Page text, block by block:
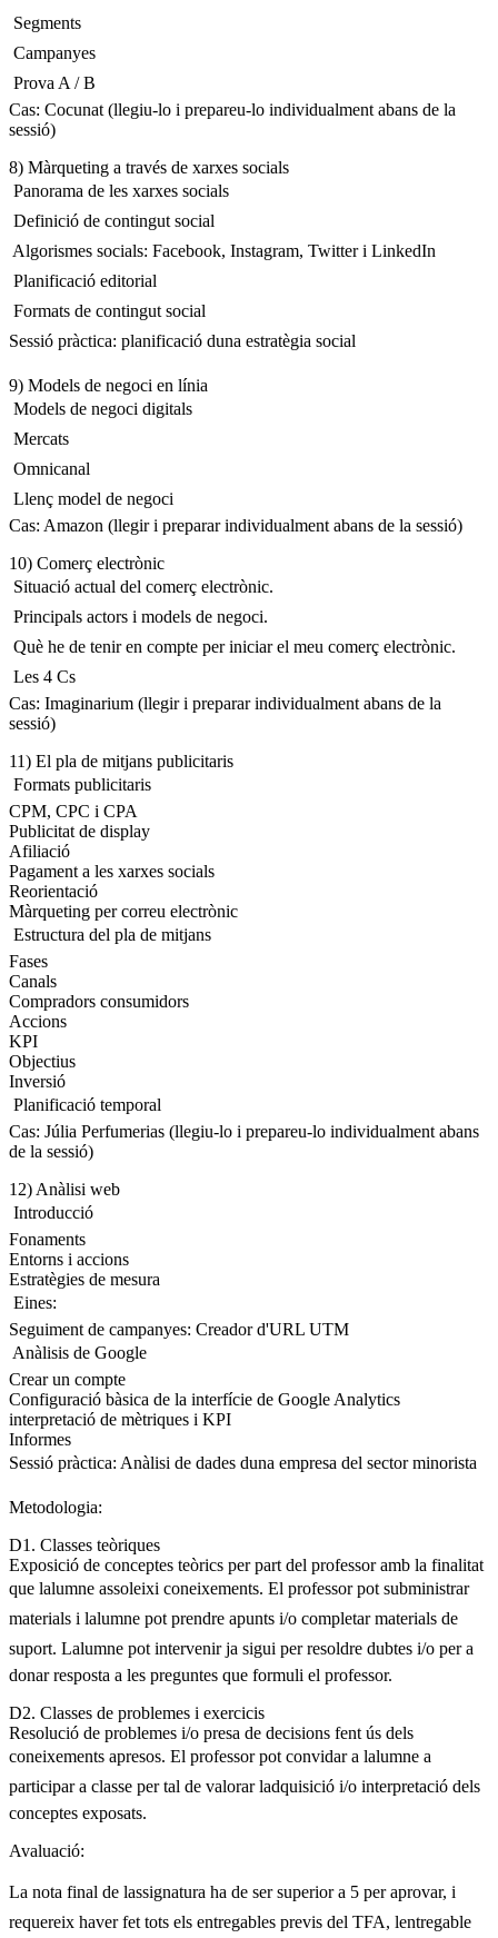
 Segments
 Campanyes
 Prova A / B
Cas: Cocunat (llegiu-lo i prepareu-lo individualment abans de la
sessió)
8) Màrqueting a través de xarxes socials
 Panorama de les xarxes socials
 Definició de contingut social
 Algorismes socials: Facebook, Instagram, Twitter i LinkedIn
 Planificació editorial
 Formats de contingut social
Sessió pràctica: planificació duna estratègia social
9) Models de negoci en línia
 Models de negoci digitals
 Mercats
 Omnicanal
 Llenç model de negoci
Cas: Amazon (llegir i preparar individualment abans de la sessió)
10) Comerç electrònic
 Situació actual del comerç electrònic.
 Principals actors i models de negoci.
 Què he de tenir en compte per iniciar el meu comerç electrònic.
 Les 4 Cs
Cas: Imaginarium (llegir i preparar individualment abans de la
sessió)
11) El pla de mitjans publicitaris
 Formats publicitaris
CPM, CPC i CPA
Publicitat de display
Afiliació
Pagament a les xarxes socials
Reorientació
Màrqueting per correu electrònic
 Estructura del pla de mitjans
Fases
Canals
Compradors consumidors
Accions
KPI
Objectius
Inversió
 Planificació temporal
Cas: Júlia Perfumerias (llegiu-lo i prepareu-lo individualment abans
de la sessió)
12) Anàlisi web
 Introducció
Fonaments
Entorns i accions
Estratègies de mesura
 Eines:
Seguiment de campanyes: Creador d'URL UTM
 Anàlisis de Google
Crear un compte
Configuració bàsica de la interfície de Google Analytics
interpretació de mètriques i KPI
Informes
Sessió pràctica: Anàlisi de dades duna empresa del sector minorista
Metodologia:
D1. Classes teòriques
Exposició de conceptes teòrics per part del professor amb la finalitat
que lalumne assoleixi coneixements. El professor pot subministrar
materials i lalumne pot prendre apunts i/o completar materials de
suport. Lalumne pot intervenir ja sigui per resoldre dubtes i/o per a
donar resposta a les preguntes que formuli el professor.
D2. Classes de problemes i exercicis
Resolució de problemes i/o presa de decisions fent ús dels
coneixements apresos. El professor pot convidar a lalumne a
participar a classe per tal de valorar ladquisició i/o interpretació dels
conceptes exposats.
Avaluació:
La nota final de lassignatura ha de ser superior a 5 per aprovar, i
requereix haver fet tots els entregables previs del TFA, lentregable